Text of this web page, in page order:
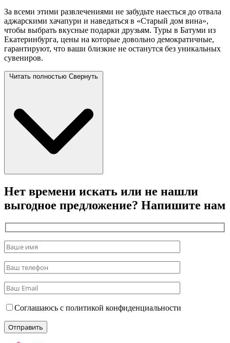
За всеми этими развлечениями не забудьте наесться до отвала
аджарскими хачапури и наведаться в «Старый дом вина»,
чтобы выбрать вкусные подарки друзьям. Туры в Батуми из
Екатеринбурга, цены на которые довольно демократичные,
гарантируют, что ваши близкие не останутся без уникальных
сувениров.
Читать полностью Свернуть
Нет времени искать или не нашли
выгодное предложение? Напишите нам
Соглашаюсь с политикой конфиденциальности